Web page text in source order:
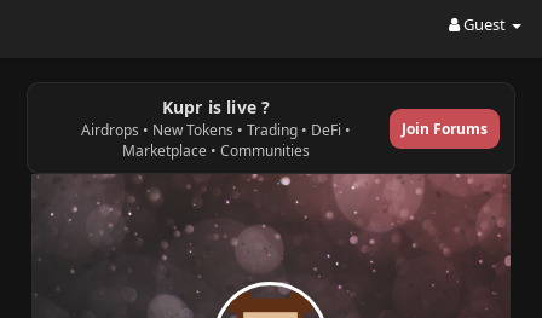
Guest
Kupr is live ?
Airdrops • New Tokens • Trading • DeFi •
Marketplace • Communities
Join Forums